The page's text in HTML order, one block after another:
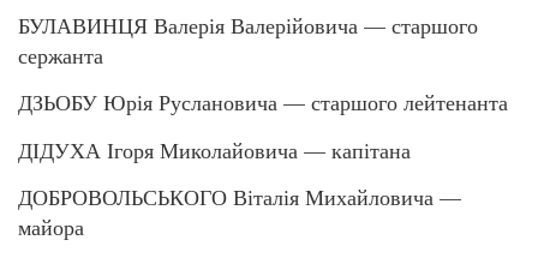
БУЛАВИНЦЯ Валерія Валерійовича — старшого
сержанта
ДЗЬОБУ Юрія Руслановича — старшого лейтенанта
ДІДУХА Ігоря Миколайовича — капітана
ДОБРОВОЛЬСЬКОГО Віталія Михайловича —
майора